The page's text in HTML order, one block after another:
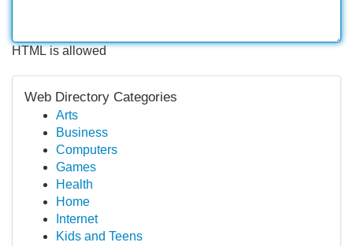
HTML is allowed
Web Directory Categories
Arts
Business
Computers
Games
Health
Home
Internet
Kids and Teens